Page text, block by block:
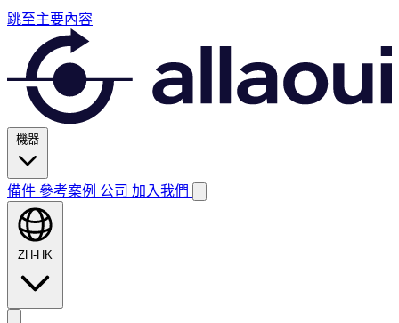
跳至主要內容
機器
備件 參考案例 公司 加入我們
ZH-HK